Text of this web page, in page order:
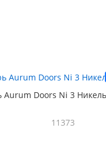
Aurum Doors Ni 3
11373